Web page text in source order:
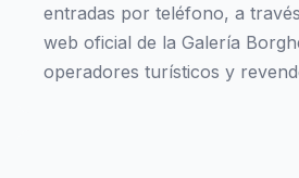
entradas por teléfono, a
web oficial de la Galería
operadores turísticos y